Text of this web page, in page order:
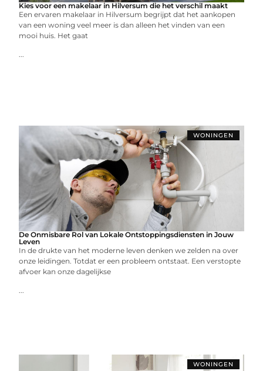
Kies voor een makelaar in Hilversum die het verschil maakt
Een ervaren makelaar in Hilversum begrijpt dat het aankopen
van een woning veel meer is dan alleen het vinden van een
mooi huis. Het gaat
...
WONINGEN
De Onmisbare Rol van Lokale Ontstoppingsdiensten in Jouw
Leven
In de drukte van het moderne leven denken we zelden na over
onze leidingen. Totdat er een probleem ontstaat. Een verstopte
afvoer kan onze dagelijkse
...
WONINGEN